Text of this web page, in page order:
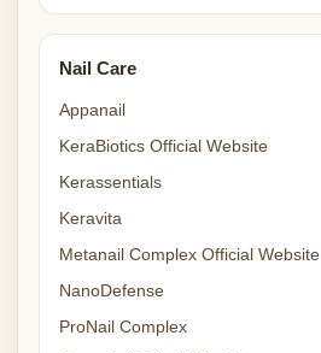
Nail Care
Appanail
KeraBiotics Official Website
Kerassentials
Keravita
Metanail Complex Official Website
NanoDefense
ProNail Complex